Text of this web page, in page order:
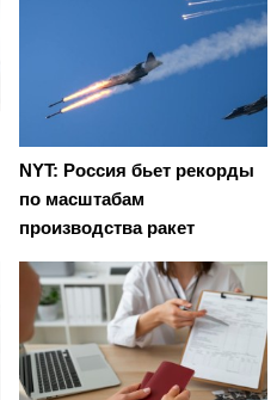
NYT: Россия бьет рекорды
по масштабам
производства ракет